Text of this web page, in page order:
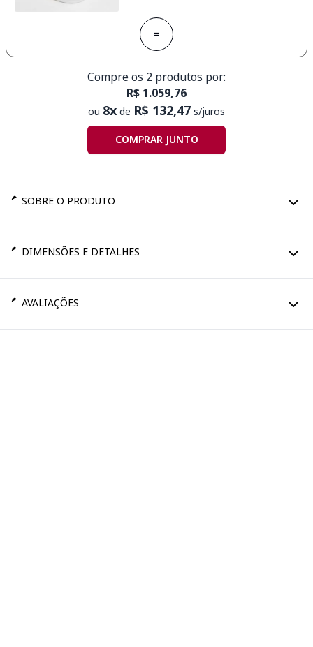
=
Compre os 2 produtos por:
R$ 1.059,76
ou 8x de R$ 132,47 s/juros
COMPRAR JUNTO
SOBRE O PRODUTO
DIMENSÕES E DETALHES
AVALIAÇÕES